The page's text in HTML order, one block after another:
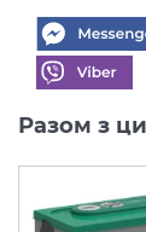
Разом з